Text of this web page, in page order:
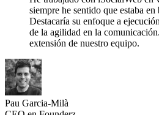
siempre he sentido que estaba en
Destacaría su enfoque a
de la agilidad en la comunicación.
extensión de nuestro equipo.
Pau Garcia-Milà